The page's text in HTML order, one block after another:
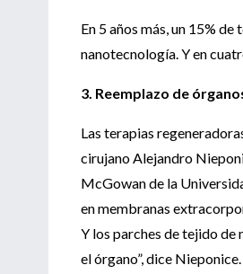
En 5 años más, un 15%
nanotecnología. Y en
3. Reemplazo de
Las terapias
cirujano Alejandro
McGowan de la
en membranas
Y los parches de tejido
el órgano”, dice